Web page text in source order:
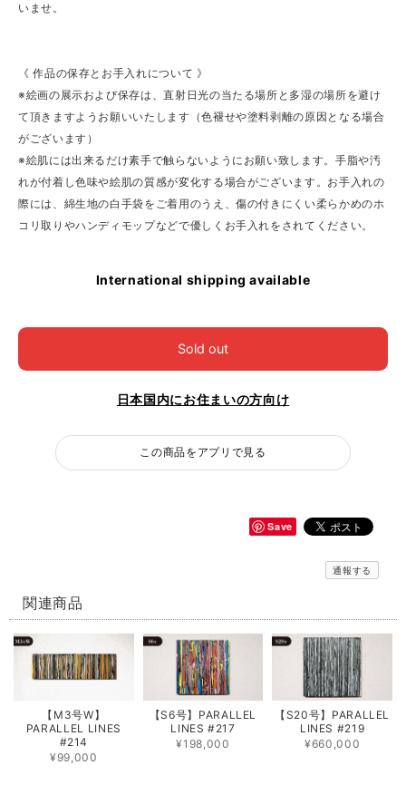
いませ。
《 作品の保存とお手入れについて 》
※絵画の展示および保存は、直射日光の当たる場所と多湿の場所を避け
て頂きますようお願いいたします（色褪せや塗料剥離の原因となる場合
がございます）
※絵肌には出来るだけ素手で触らないようにお願い致します。手脂や汚
れが付着し色味や絵肌の質感が変化する場合がございます。お手入れの
際には、綿生地の白手袋をご着用のうえ、傷の付きにくい柔らかめのホ
コリ取りやハンディモップなどで優しくお手入れをされてください。
International shipping available
Sold out
日本国内にお住まいの方向け
この商品をアプリで見る
Save
通報する
関連商品
【M3号W】
PARALLEL LINES
#214
¥99,000
【S6号】PARALLEL
LINES #217
¥198,000
【S20号】PARALLEL
LINES #219
¥660,000